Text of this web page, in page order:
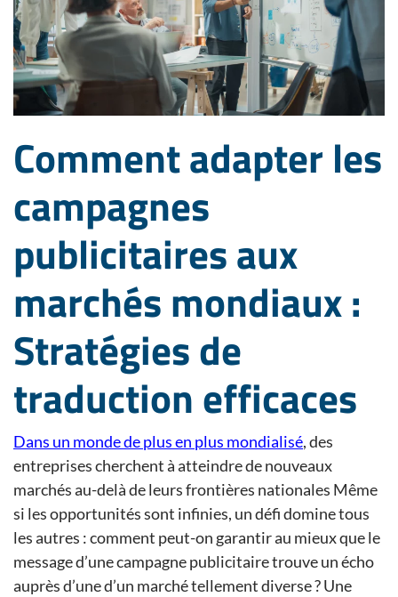
Comment adapter les
campagnes
publicitaires aux
marchés mondiaux :
Stratégies de
traduction efficaces
Dans un monde de plus en plus mondialisé, des
entreprises cherchent à atteindre de nouveaux
marchés au-delà de leurs frontières nationales Même
si les opportunités sont infinies, un défi domine tous
les autres : comment peut-on garantir au mieux que le
message d’une campagne publicitaire trouve un écho
auprès d’une d’un marché tellement diverse ? Une